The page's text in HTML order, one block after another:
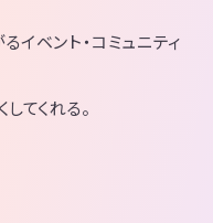
イベント・コミュニティ
てくれる。